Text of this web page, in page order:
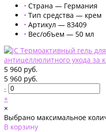
• Страна — Германия
• Тип средства — крем
• Артикул — 83409
• Вес/объем — 50 мл
5 960 руб.
5 960 руб.
-
+
×
Выбрано максимальное
В корзину